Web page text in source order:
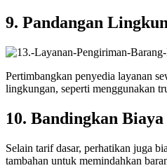
9. Pandangan
Pertimbangkan penyedia layanan
lingkungan, seperti menggunakan
10. Bandingkan
Selain tarif dasar, perhatikan juga
tambahan untuk memindahkan